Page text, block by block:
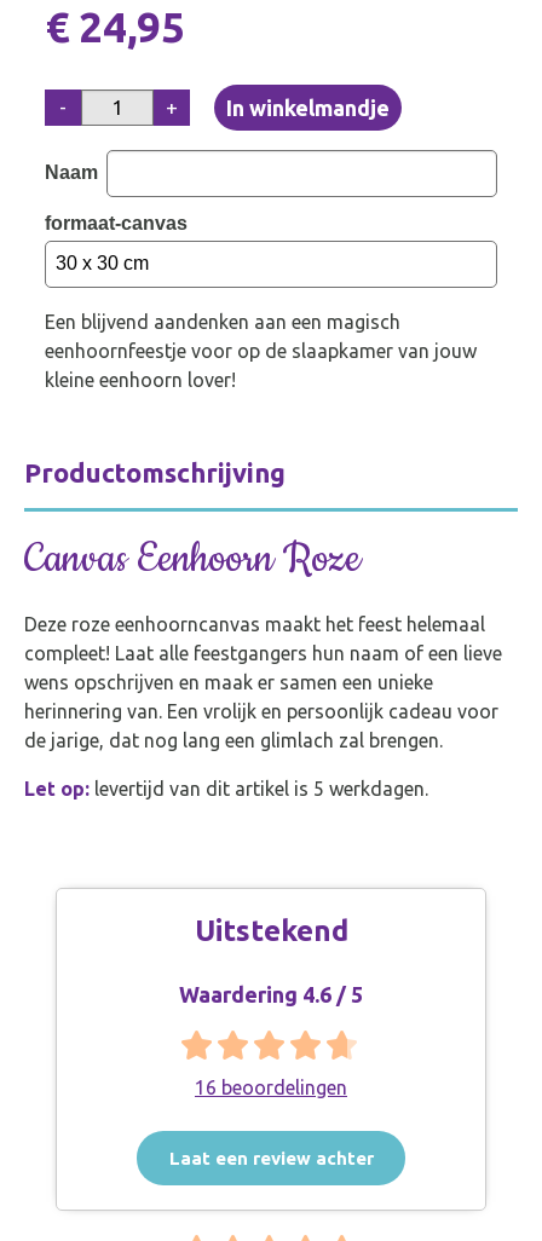
€ 24,95
- +
Naam
formaat-canvas
Een blijvend aandenken aan een magisch
eenhoornfeestje voor op de slaapkamer van jouw
kleine eenhoorn lover!
Productomschrijving
Canvas Eenhoorn Roze
Deze roze eenhoorncanvas maakt het feest helemaal
compleet! Laat alle feestgangers hun naam of een lieve
wens opschrijven en maak er samen een unieke
herinnering van. Een vrolijk en persoonlijk cadeau voor
de jarige, dat nog lang een glimlach zal brengen.
Let op: levertijd van dit artikel is 5 werkdagen.
Uitstekend
Waardering 4.6 / 5
16 beoordelingen
Laat een review achter